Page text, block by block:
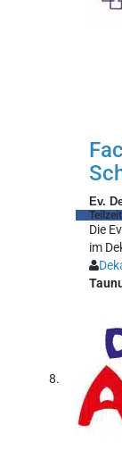
Ev.
Teilzeit
Die
im